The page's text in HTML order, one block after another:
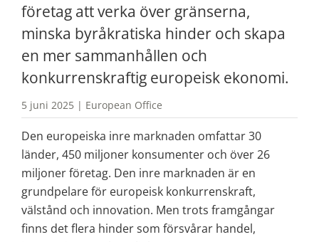
företag att verka över gränserna,
minska byråkratiska hinder och skapa
en mer sammanhållen och
konkurrenskraftig europeisk ekonomi.
5 juni 2025 | European Office
Den europeiska inre marknaden omfattar 30
länder, 450 miljoner konsumenter och över 26
miljoner företag. Den inre marknaden är en
grundpelare för europeisk konkurrenskraft,
välstånd och innovation. Men trots framgångar
finns det flera hinder som försvårar handel,